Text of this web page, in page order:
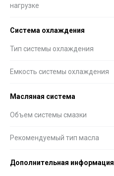
нагрузке
Система охлаждения
Тип системы охлаждения
Емкость системы охлаждения
Масляная система
Объем системы смазки
Рекомендуемый тип масла
Дополнительная информация